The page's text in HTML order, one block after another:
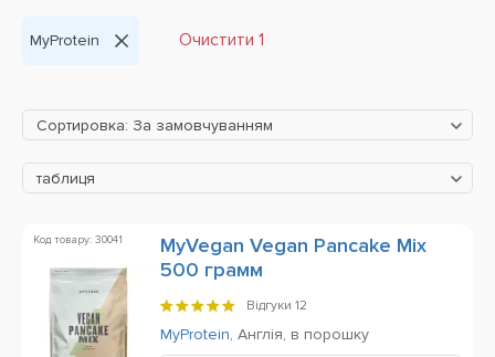
MyProtein Очистити 1
Сортировка: За замовчуванням
таблиця
Код товару: 30041
MyVegan Vegan Pancake Mix
500 грамм
Відгуки 12
MyProtein, Англія, в порошку